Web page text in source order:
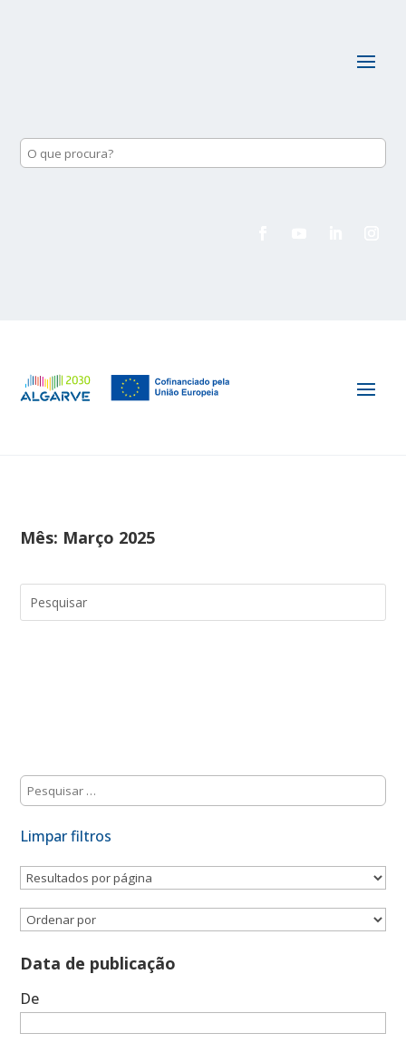
Mês: Março 2025
Limpar filtros
Data de publicação
De